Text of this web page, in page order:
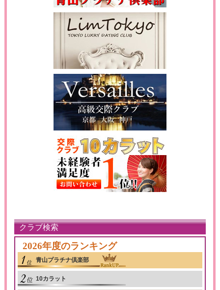
クラブ検索
2026年度のランキング
青山プラチナ倶楽部
10カラット